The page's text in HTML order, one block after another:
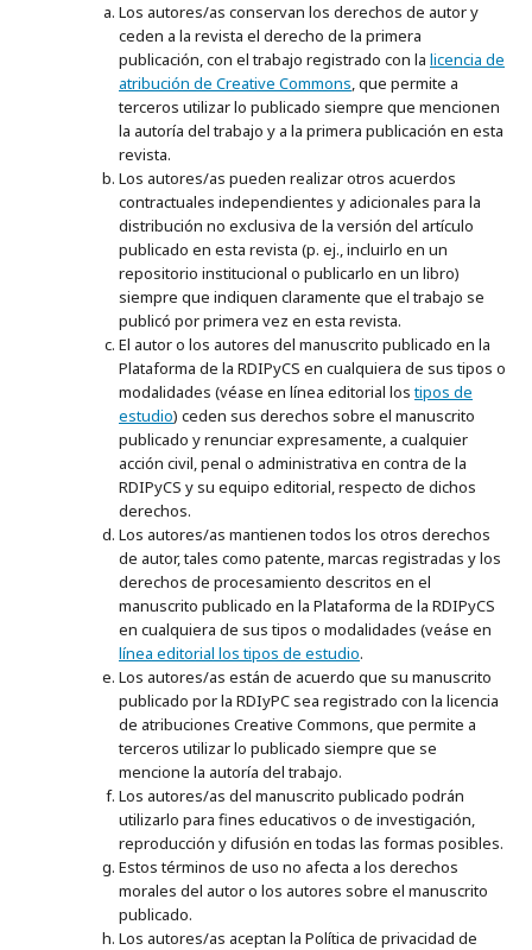
Los autores/as conservan los derechos de autor y
ceden a la revista el derecho de la primera
publicación, con el trabajo registrado con la licencia de
atribución de Creative Commons, que permite a
terceros utilizar lo publicado siempre que mencionen
la autoría del trabajo y a la primera publicación en esta
revista.
Los autores/as pueden realizar otros acuerdos
contractuales independientes y adicionales para la
distribución no exclusiva de la versión del artículo
publicado en esta revista (p. ej., incluirlo en un
repositorio institucional o publicarlo en un libro)
siempre que indiquen claramente que el trabajo se
publicó por primera vez en esta revista.
El autor o los autores del manuscrito publicado en la
Plataforma de la RDIPyCS en cualquiera de sus tipos o
modalidades (véase en línea editorial lostipos de
estudio) ceden sus derechos sobre el manuscrito
publicado y renunciar expresamente, a cualquier
acción civil, penal o administrativa en contra de la
RDIPyCS y su equipo editorial, respecto de dichos
derechos.
Los autores/as mantienen todos los otros derechos
de autor, tales como patente, marcas registradas y los
derechos de procesamiento descritos en el
manuscrito publicado en la Plataforma de la RDIPyCS
en cualquiera de sus tipos o modalidades (veáse en
línea editorial los tipos de estudio.
Los autores/as están de acuerdo que su manuscrito
publicado por la RDIyPC sea registrado con la licencia
de atribuciones Creative Commons, que permite a
terceros utilizar lo publicado siempre que se
mencione la autoría del trabajo.
Los autores/as del manuscrito publicado podrán
utilizarlo para fines educativos o de investigación,
reproducción y difusión en todas las formas posibles.
Estos términos de uso no afecta a los derechos
morales del autor o los autores sobre el manuscrito
publicado.
Los autores/as aceptan la Política de privacidad de